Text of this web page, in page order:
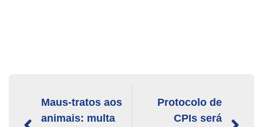
Maus-tratos aos
animais: multa
Protocolo de
CPIs será